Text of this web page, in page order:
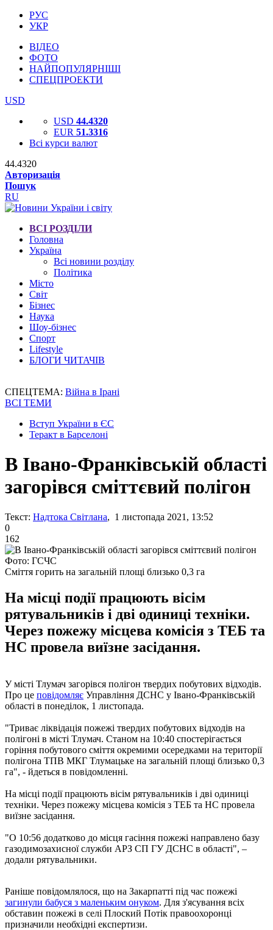
РУС
УКР
ВІДЕО
ФОТО
НАЙПОПУЛЯРНІШІ
СПЕЦПРОЕКТИ
USD
USD 44.4320
EUR 51.3316
Всі курси валют
44.4320
Авторизація
Пошук
RU
ВСІ РОЗДІЛИ
Головна
Україна
Всі новини розділу
Політика
Місто
Світ
Бізнес
Наука
Шоу-бізнес
Спорт
Lifestyle
БЛОГИ ЧИТАЧІВ
СПЕЦТЕМА: Війна в Ірані
ВСІ ТЕМИ
Вступ України в ЄС
Теракт в Барселоні
В Івано-Франківській області
загорівся сміттєвий полігон
Текст: Надтока Світлана, 1 листопада 2021, 13:52
0
162
Фото: ГСЧС
Сміття горить на загальній площі близько 0,3 га
На місці події працюють вісім
рятувальників і дві одиниці техніки.
Через пожежу місцева комісія з ТЕБ та
НС провела виїзне засідання.
У місті Тлумач загорівся полігон твердих побутових відходів.
Про це повідомляє Управління ДСНС у Івано-Франківській
області в понеділок, 1 листопада.
"Триває ліквідація пожежі твердих побутових відходів на
полігоні в місті Тлумач. Станом на 10:40 спостерігається
горіння побутового сміття окремими осередками на території
полігона ТПВ МКГ Тлумацьке на загальній площі близько 0,3
га", - йдеться в повідомленні.
На місці події працюють вісім рятувальників і дві одиниці
техніки. Через пожежу місцева комісія з ТЕБ та НС провела
виїзне засідання.
"О 10:56 додатково до місця гасіння пожежі направлено базу
газодимозахисної служби АРЗ СП ГУ ДСНС в області", –
додали рятувальники.
Раніше повідомлялося, що на Закарпатті під час пожежі
загинули бабуся з маленьким онуком. Для з'ясування всіх
обставин пожежі в селі Плоский Потік правоохоронці
призначили необхідні експертизи.